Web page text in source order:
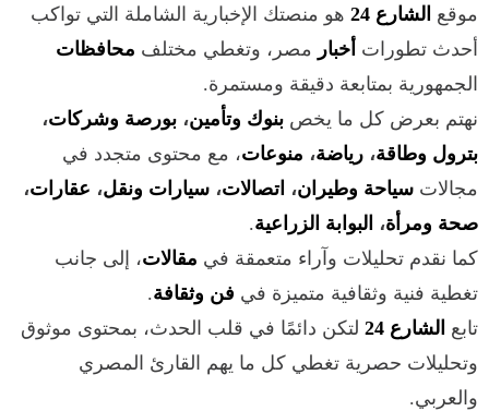
موقع الشارع 24
هو منصتك الإخبارية الشاملة التي تواكب
أحدث تطورات أخبار مصر، وتغطي مختلف محافظات
الجمهورية بمتابعة دقيقة ومستمرة.
نهتم بعرض كل ما يخص بنوك وتأمين، بورصة وشركات،
بترول وطاقة، رياضة، منوعات، مع محتوى متجدد في
مجالات سياحة وطيران، اتصالات، سيارات ونقل، عقارات،
صحة ومرأة، البوابة الزراعية.
كما نقدم تحليلات وآراء متعمقة في مقالات، إلى جانب
تغطية فنية وثقافية متميزة في فن وثقافة.
تابع الشارع 24
لتكن دائمًا في قلب الحدث، بمحتوى موثوق
وتحليلات حصرية تغطي كل ما يهم القارئ المصري
والعربي.